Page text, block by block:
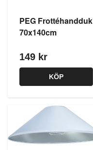
PEG Frottéhandduk
70x140cm
149 kr
KÖP